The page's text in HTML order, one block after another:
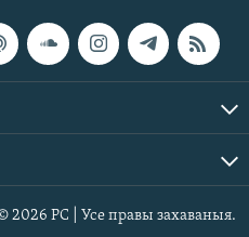
2026 РС | Усе правы захаваныя.